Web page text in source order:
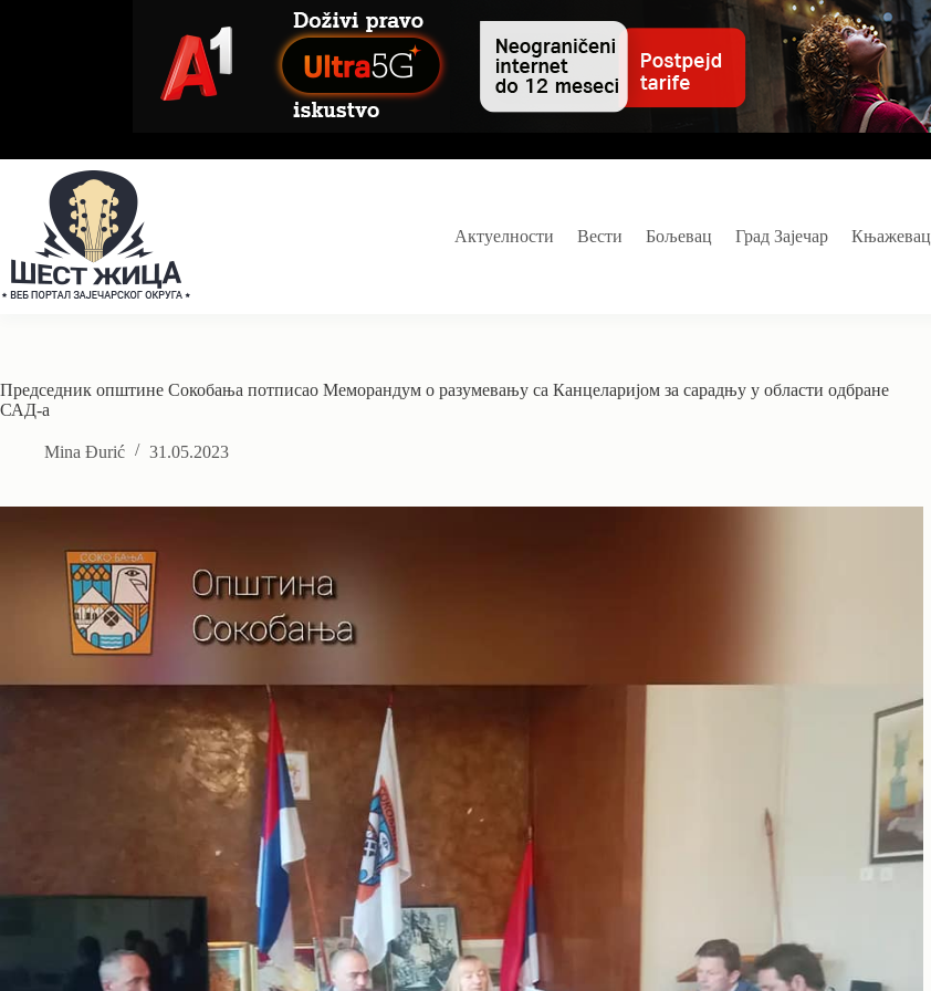
Актуелности Вести Бољевац Град Зајечар Књажевац
Председник општине Сокобања потписао Меморандум о разумевању са Канцеларијом за сарадњу у области одбране
САД-а
Mina Đurić 31.05.2023